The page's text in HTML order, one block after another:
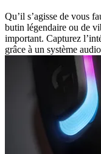
Qu’il s’agisse de vous
butin légendaire ou de
important. Capturez
grâce à un système